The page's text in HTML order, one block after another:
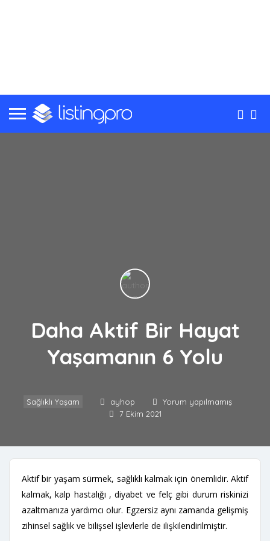
Daha Aktif Bir Hayat
Yaşamanın 6 Yolu
Sağlıklı Yaşam ayhop
Yorum yapılmamış
7 Ekim 2021
Aktif bir yaşam sürmek, sağlıklı kalmak için önemlidir. Aktif
kalmak, kalp hastalığı , diyabet ve felç gibi durum riskinizi
azaltmanıza yardımcı olur. Egzersiz aynı zamanda gelişmiş
zihinsel sağlık ve bilişsel işlevlerle de ilişkilendirilmiştir.